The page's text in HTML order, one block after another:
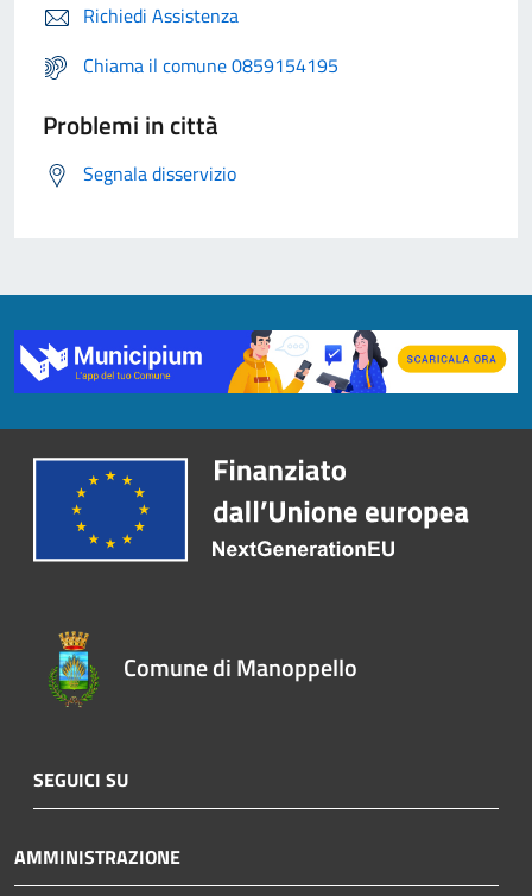
Richiedi Assistenza
Chiama il comune 0859154195
Problemi in città
Segnala disservizio
Comune di Manoppello
SEGUICI SU
AMMINISTRAZIONE